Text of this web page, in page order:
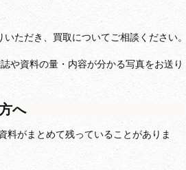
ただき、買取についてご相談ください。
や資料の量・内容が分かる写真をお送り
へ
料がまとめて残っていることがありま